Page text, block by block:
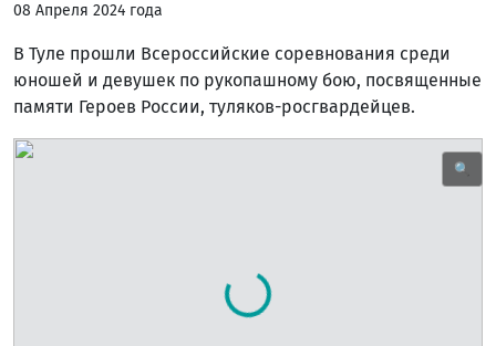
08 Апреля 2024 года
В Туле прошли Всероссийские соревнования среди
юношей и девушек по рукопашному бою, посвященные
памяти Героев России, туляков-росгвардейцев.
🔍